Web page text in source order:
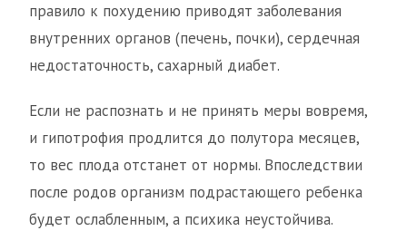
правило к похудению приводят заболевания
внутренних органов (печень, почки), сердечная
недостаточность, сахарный диабет.
Если не распознать и не принять меры вовремя,
и гипотрофия продлится до полутора месяцев,
то вес плода отстанет от нормы. Впоследствии
после родов организм подрастающего ребенка
будет ослабленным, а психика неустойчива.